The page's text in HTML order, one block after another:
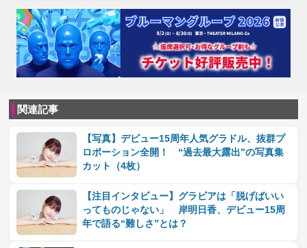
関連記事
【写真】デビュー15周年人気グラドル、抜群プ
ロポーション全開！ “過去最大露出”の写真集
カット（4枚）
【注目インタビュー】グラビアは「脱げばいい
ってものじゃない」 岸明日香、デビュー15周
年で語る“難しさ”とは？